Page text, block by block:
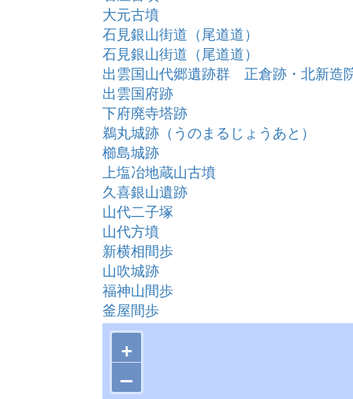
大元古墳
石見銀山街道（尾道道）
石見銀山街道（尾道道）
出雲国山代郷遺跡群 正倉跡・北新造
出雲国府跡
下府廃寺塔跡
鵜丸城跡（うのまるじょうあと）
櫛島城跡
上塩冶地蔵山古墳
久喜銀山遺跡
山代二子塚
山代方墳
新横相間歩
山吹城跡
福神山間歩
釜屋間歩
新切間歩
大久保間歩
龍源寺間歩
本間歩
+
–